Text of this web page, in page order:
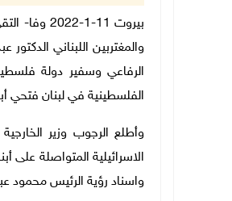
بيروت 11-
والمغتربين اللبناني
الرفاعي وسفير دولة
الفلسطينية في لبنان فتحي
وأطلع الرجوب وزير
الاسرائيلية المتواصلة
واسناد رؤية الرئيس محمود